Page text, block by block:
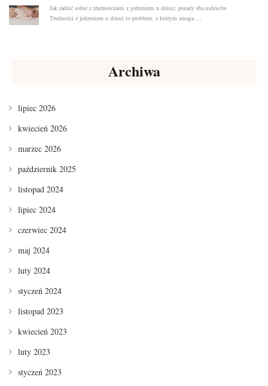
Jak radzić sobie z trudnościami z jedzeniem u dzieci: porady dla rodziców
Trudności z jedzeniem u dzieci to problem, z którym zmaga …
Archiwa
lipiec 2026
kwiecień 2026
marzec 2026
październik 2025
listopad 2024
lipiec 2024
czerwiec 2024
maj 2024
luty 2024
styczeń 2024
listopad 2023
kwiecień 2023
luty 2023
styczeń 2023